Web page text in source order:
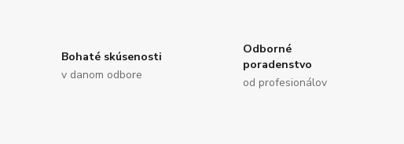
Bohaté skúsenosti
v danom odbore
Odborné
poradenstvo
od profesionálov